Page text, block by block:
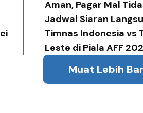
Aman, Pagar Mal
Diperlukan
Jadwal Siaran
Timnas Indonesia vs
Leste di Piala AFF
Muat Lebih